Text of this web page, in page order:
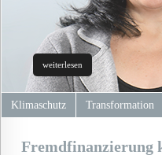
weiterlesen
Klimaschutz Transformation
Fremdfinanzierung